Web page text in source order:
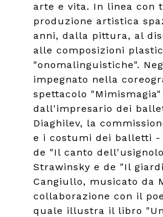
arte e vita. In linea con
produzione artistica
anni, dalla pittura, al
alle composizioni
"onomalinguistiche".
impegnato nella
spettacolo
dall'impresario dei
Diaghilev, la
e i costumi dei balletti
de "Il canto
Strawinsky e de "Il
Cangiullo, musicato da
collaborazione con il
quale illustra il libro